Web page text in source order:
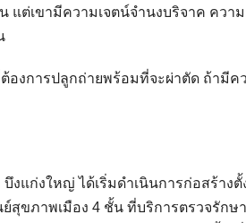
แต่เขามีความเจตน์จำนงบริจาค ควา
งการปลูกถ่ายพร้อมที่จะผ่าตัด ถ้ามีค
แก่งใหญ่ ได้เริ่มดำเนินการก่อสร้าง
สุขภาพเมือง 4 ชั้น ที่บริการตรวจรัก